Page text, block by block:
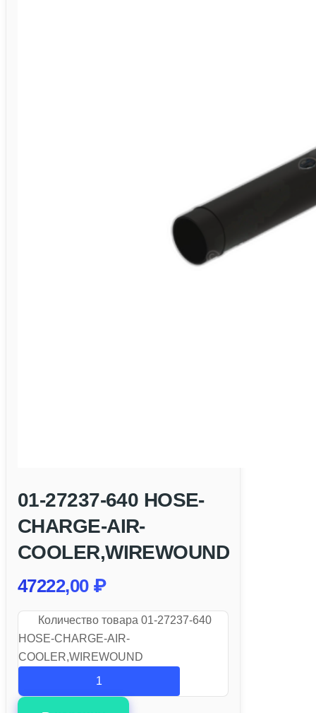
01-27237-640 HOSE-
CHARGE-AIR-
COOLER,WIREWOUND
47222,00 ₽
Количество товара 01-27237-640
HOSE-CHARGE-AIR-
COOLER,WIREWOUND